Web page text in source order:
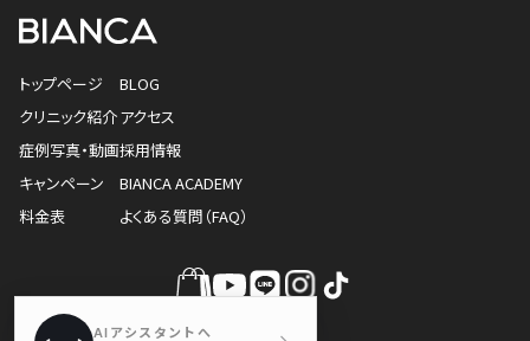
トップページ
クリニック紹介
症例写真・動画
キャンペーン
料金表
BLOG
アクセス
採用情報
BIANCA ACADEMY
よくある質問（FAQ）